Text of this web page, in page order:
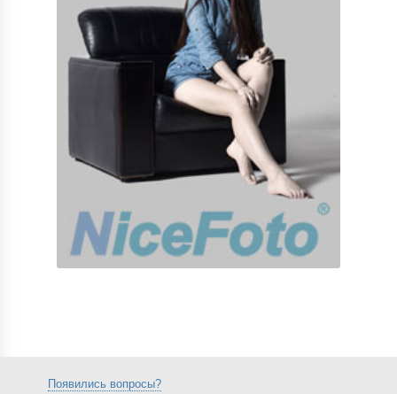
Появились вопросы?